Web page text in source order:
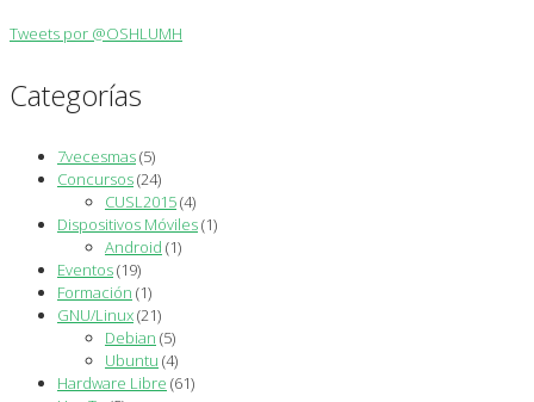
Tweets por @OSHLUMH
Categorías
7vecesmas(5)
Concursos(24)
CUSL2015(4)
Dispositivos Móviles(1)
Android (1)
Eventos(19)
Formación (1)
GNU/Linux(21)
Debian (5)
Ubuntu (4)
Hardware Libre (61)